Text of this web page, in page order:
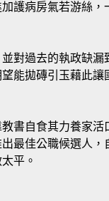
護病房氣若游絲
對過去的執政缺
能拋磚引玉藉此
書自食其力養家
最佳公職候選人
平。